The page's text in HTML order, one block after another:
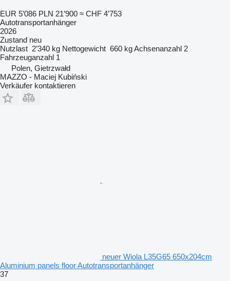
EUR 5’086 PLN 21’900 ≈ CHF 4’753
Autotransportanhänger
2026
Zustand neu
Nutzlast 2’340 kg Nettogewicht 660 kgAchsenanzahl 2
Fahrzeuganzahl 1
Polen, Gietrzwałd
MAZZO - Maciej Kubiński
Verkäufer kontaktieren
neuer Wiola L35G65 650x204cm
Aluminium panels floor Autotransportanhänger
37